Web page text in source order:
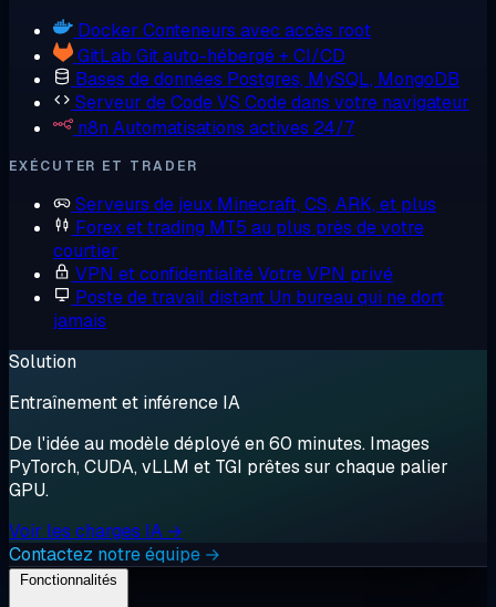
Docker Conteneurs avec accès root
GitLab Git auto-hébergé + CI/CD
Bases de données Postgres, MySQL, MongoDB
Serveur de CodeVS Code dans votre navigateur
n8n Automatisations actives 24/7
EXÉCUTER ET TRADER
Serveurs de jeux Minecraft, CS, ARK, et plus
Forex et trading MT5 au plus près de votre
courtier
VPN et confidentialitéVotre VPN privé
Poste de travail distant Un bureau qui ne dort
jamais
Solution
Entraînement et inférence IA
De l'idée au modèle déployé en 60 minutes. Images
PyTorch, CUDA, vLLM et TGI prêtes sur chaque palier
GPU.
Voir les charges IA →
Contactez notre équipe →